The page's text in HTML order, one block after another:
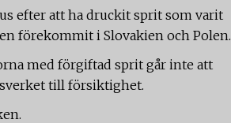
efter att ha druckit sprit som varit
förekommit i Slovakien och Polen.
med förgiftad sprit går inte att
till försiktighet.